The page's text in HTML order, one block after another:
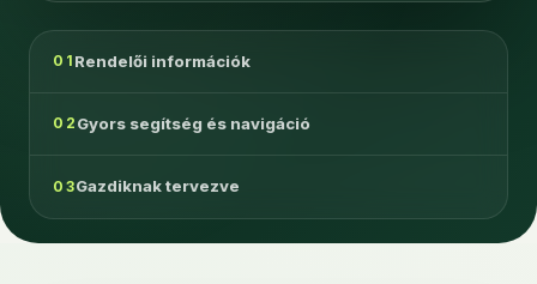
01 Rendelői információk
02 Gyors segítség és navigáció
03Gazdiknak tervezve